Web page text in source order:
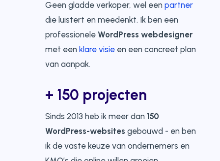
Geen gladde verkoper, wel een partner
die luistert en meedenkt. Ik ben een
professionele WordPress webdesigner
met een klare visieen een concreet plan
van aanpak.
+ 150 projecten
Sinds 2013 heb ik meer dan 150
WordPress-websites gebouwd - en ben
ik de vaste keuze van ondernemers en